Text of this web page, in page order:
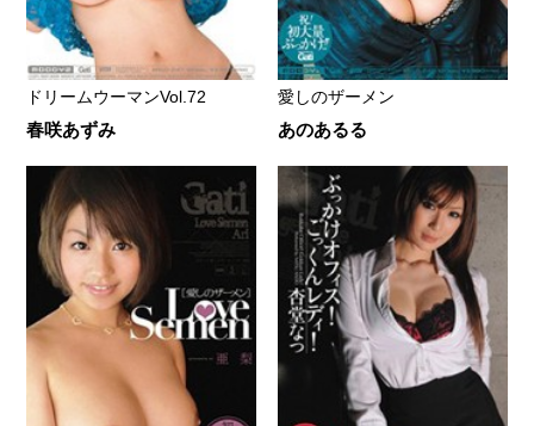
ドリームウーマンVol.72
春咲あずみ
愛しのザーメン
あのあるる